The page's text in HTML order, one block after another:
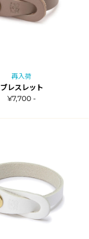
再入荷
ブレスレット
¥7,700 -